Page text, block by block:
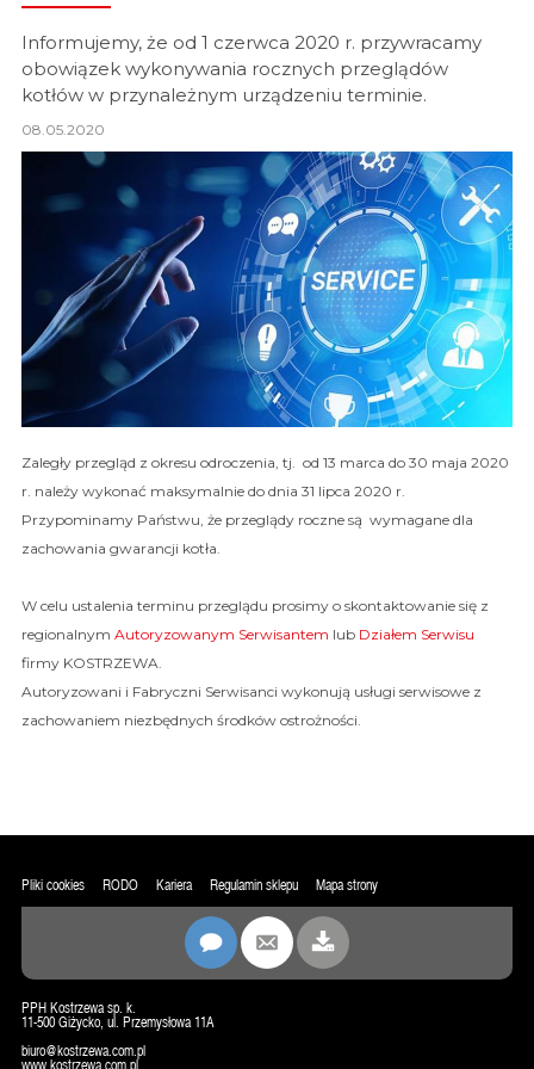
Informujemy, że od 1 czerwca 2020 r. przywracamy
obowiązek wykonywania rocznych przeglądów
kotłów w przynależnym urządzeniu terminie.
08.05.2020
Zaległy przegląd z okresu odroczenia, tj. od 13 marca do 30 maja 2020
r. należy wykonać maksymalnie do dnia 31 lipca 2020 r.
Przypominamy Państwu, że przeglądy roczne są wymagane dla
zachowania gwarancji kotła.
W celu ustalenia terminu przeglądu prosimy o skontaktowanie się z
regionalnym Autoryzowanym Serwisantem lub Działem Serwisu
firmy KOSTRZEWA.
Autoryzowani i Fabryczni Serwisanci wykonują usługi serwisowe z
zachowaniem niezbędnych środków ostrożności.
Pliki cookies RODO Kariera Regulamin sklepu Mapa strony
PPH Kostrzewa sp. k.
11-500 Giżycko, ul. Przemysłowa 11A
biuro@kostrzewa.com.pl
www.kostrzewa.com.pl